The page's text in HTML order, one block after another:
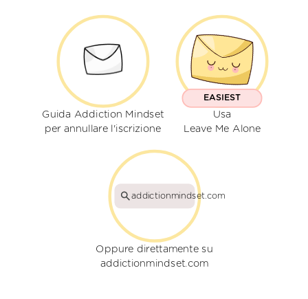
Guida Addiction Mindset
per annullare l'iscrizione
EASIEST
Usa
Leave Me Alone
addictionmindset.com
Oppure direttamente su
addictionmindset.com